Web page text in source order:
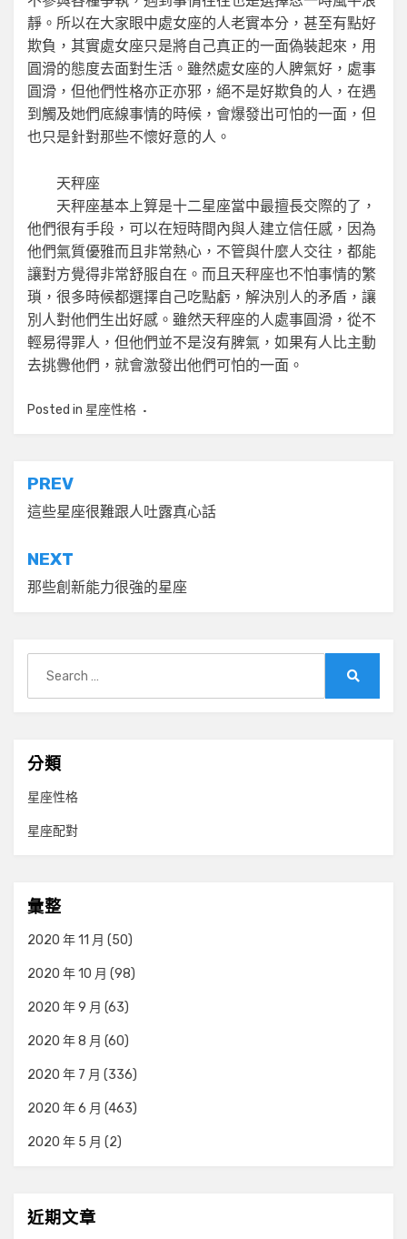
靜。所以在大家眼中處女座的人老實本分，甚至有點好
欺負，其實處女座只是將自己真正的一面偽裝起來，用
圓滑的態度去面對生活。雖然處女座的人脾氣好，處事
圓滑，但他們性格亦正亦邪，絕不是好欺負的人，在遇
到觸及她們底線事情的時候，會爆發出可怕的一面，但
也只是針對那些不懷好意的人。
天秤座
天秤座基本上算是十二星座當中最擅長交際的了，
他們很有手段，可以在短時間內與人建立信任感，因為
他們氣質優雅而且非常熱心，不管與什麼人交往，都能
讓對方覺得非常舒服自在。而且天秤座也不怕事情的繁
瑣，很多時候都選擇自己吃點虧，解決別人的矛盾，讓
別人對他們生出好感。雖然天秤座的人處事圓滑，從不
輕易得罪人，但他們並不是沒有脾氣，如果有人比主動
去挑釁他們，就會激發出他們可怕的一面。
Posted in 星座性格
文
章
導
覽
PREV
這些星座很難跟人吐露真心話
NEXT
那些創新能力很強的星座
for:
分類
星座性格
星座配對
彙整
2020 年 11 月 (50)
2020 年 10 月 (98)
2020 年 9 月 (63)
2020 年 8 月 (60)
2020 年 7 月 (336)
2020 年 6 月 (463)
2020 年 5 月 (2)
近期文章